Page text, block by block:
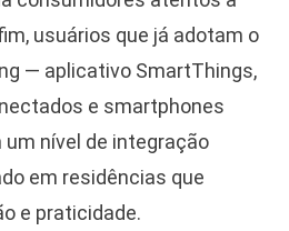
usuários que já adotam o
— aplicativo SmartThings,
e smartphones
nível de integração
em residências que
e praticidade.